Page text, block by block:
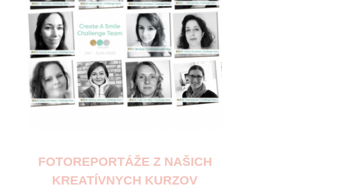
FOTOREPORTÁŽE Z NAŠICH
KREATÍVNYCH KURZOV